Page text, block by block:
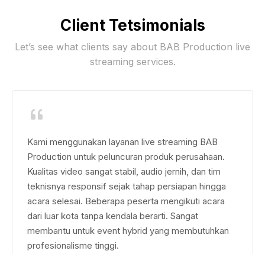
Client Tetsimonials
Let’s see what clients say about BAB Production live
streaming services.
Kami menggunakan layanan live streaming BAB
Production untuk peluncuran produk perusahaan.
Kualitas video sangat stabil, audio jernih, dan tim
teknisnya responsif sejak tahap persiapan hingga
acara selesai. Beberapa peserta mengikuti acara
dari luar kota tanpa kendala berarti. Sangat
membantu untuk event hybrid yang membutuhkan
profesionalisme tinggi.